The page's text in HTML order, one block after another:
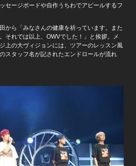
セージボードや自作うちわでアピールするフ
から「みなさんの健康を祈っています。また
それでは以上、OWVでした！」と挨拶。メ
上の大ヴィジョンには、ツアーのレッスン風
スタッフ名が記されたエンドロールが流れ